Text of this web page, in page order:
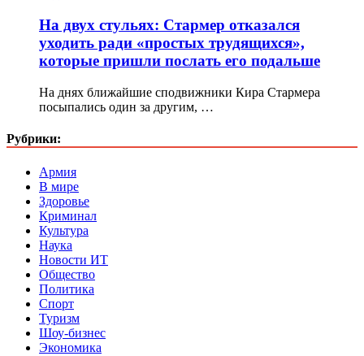
На двух стульях: Стармер отказался
уходить ради «простых трудящихся»,
которые пришли послать его подальше
На днях ближайшие сподвижники Кира Стармера
посыпались один за другим, …
Рубрики:
Армия
В мире
Здоровье
Криминал
Культура
Наука
Новости ИТ
Общество
Политика
Спорт
Туризм
Шоу-бизнес
Экономика